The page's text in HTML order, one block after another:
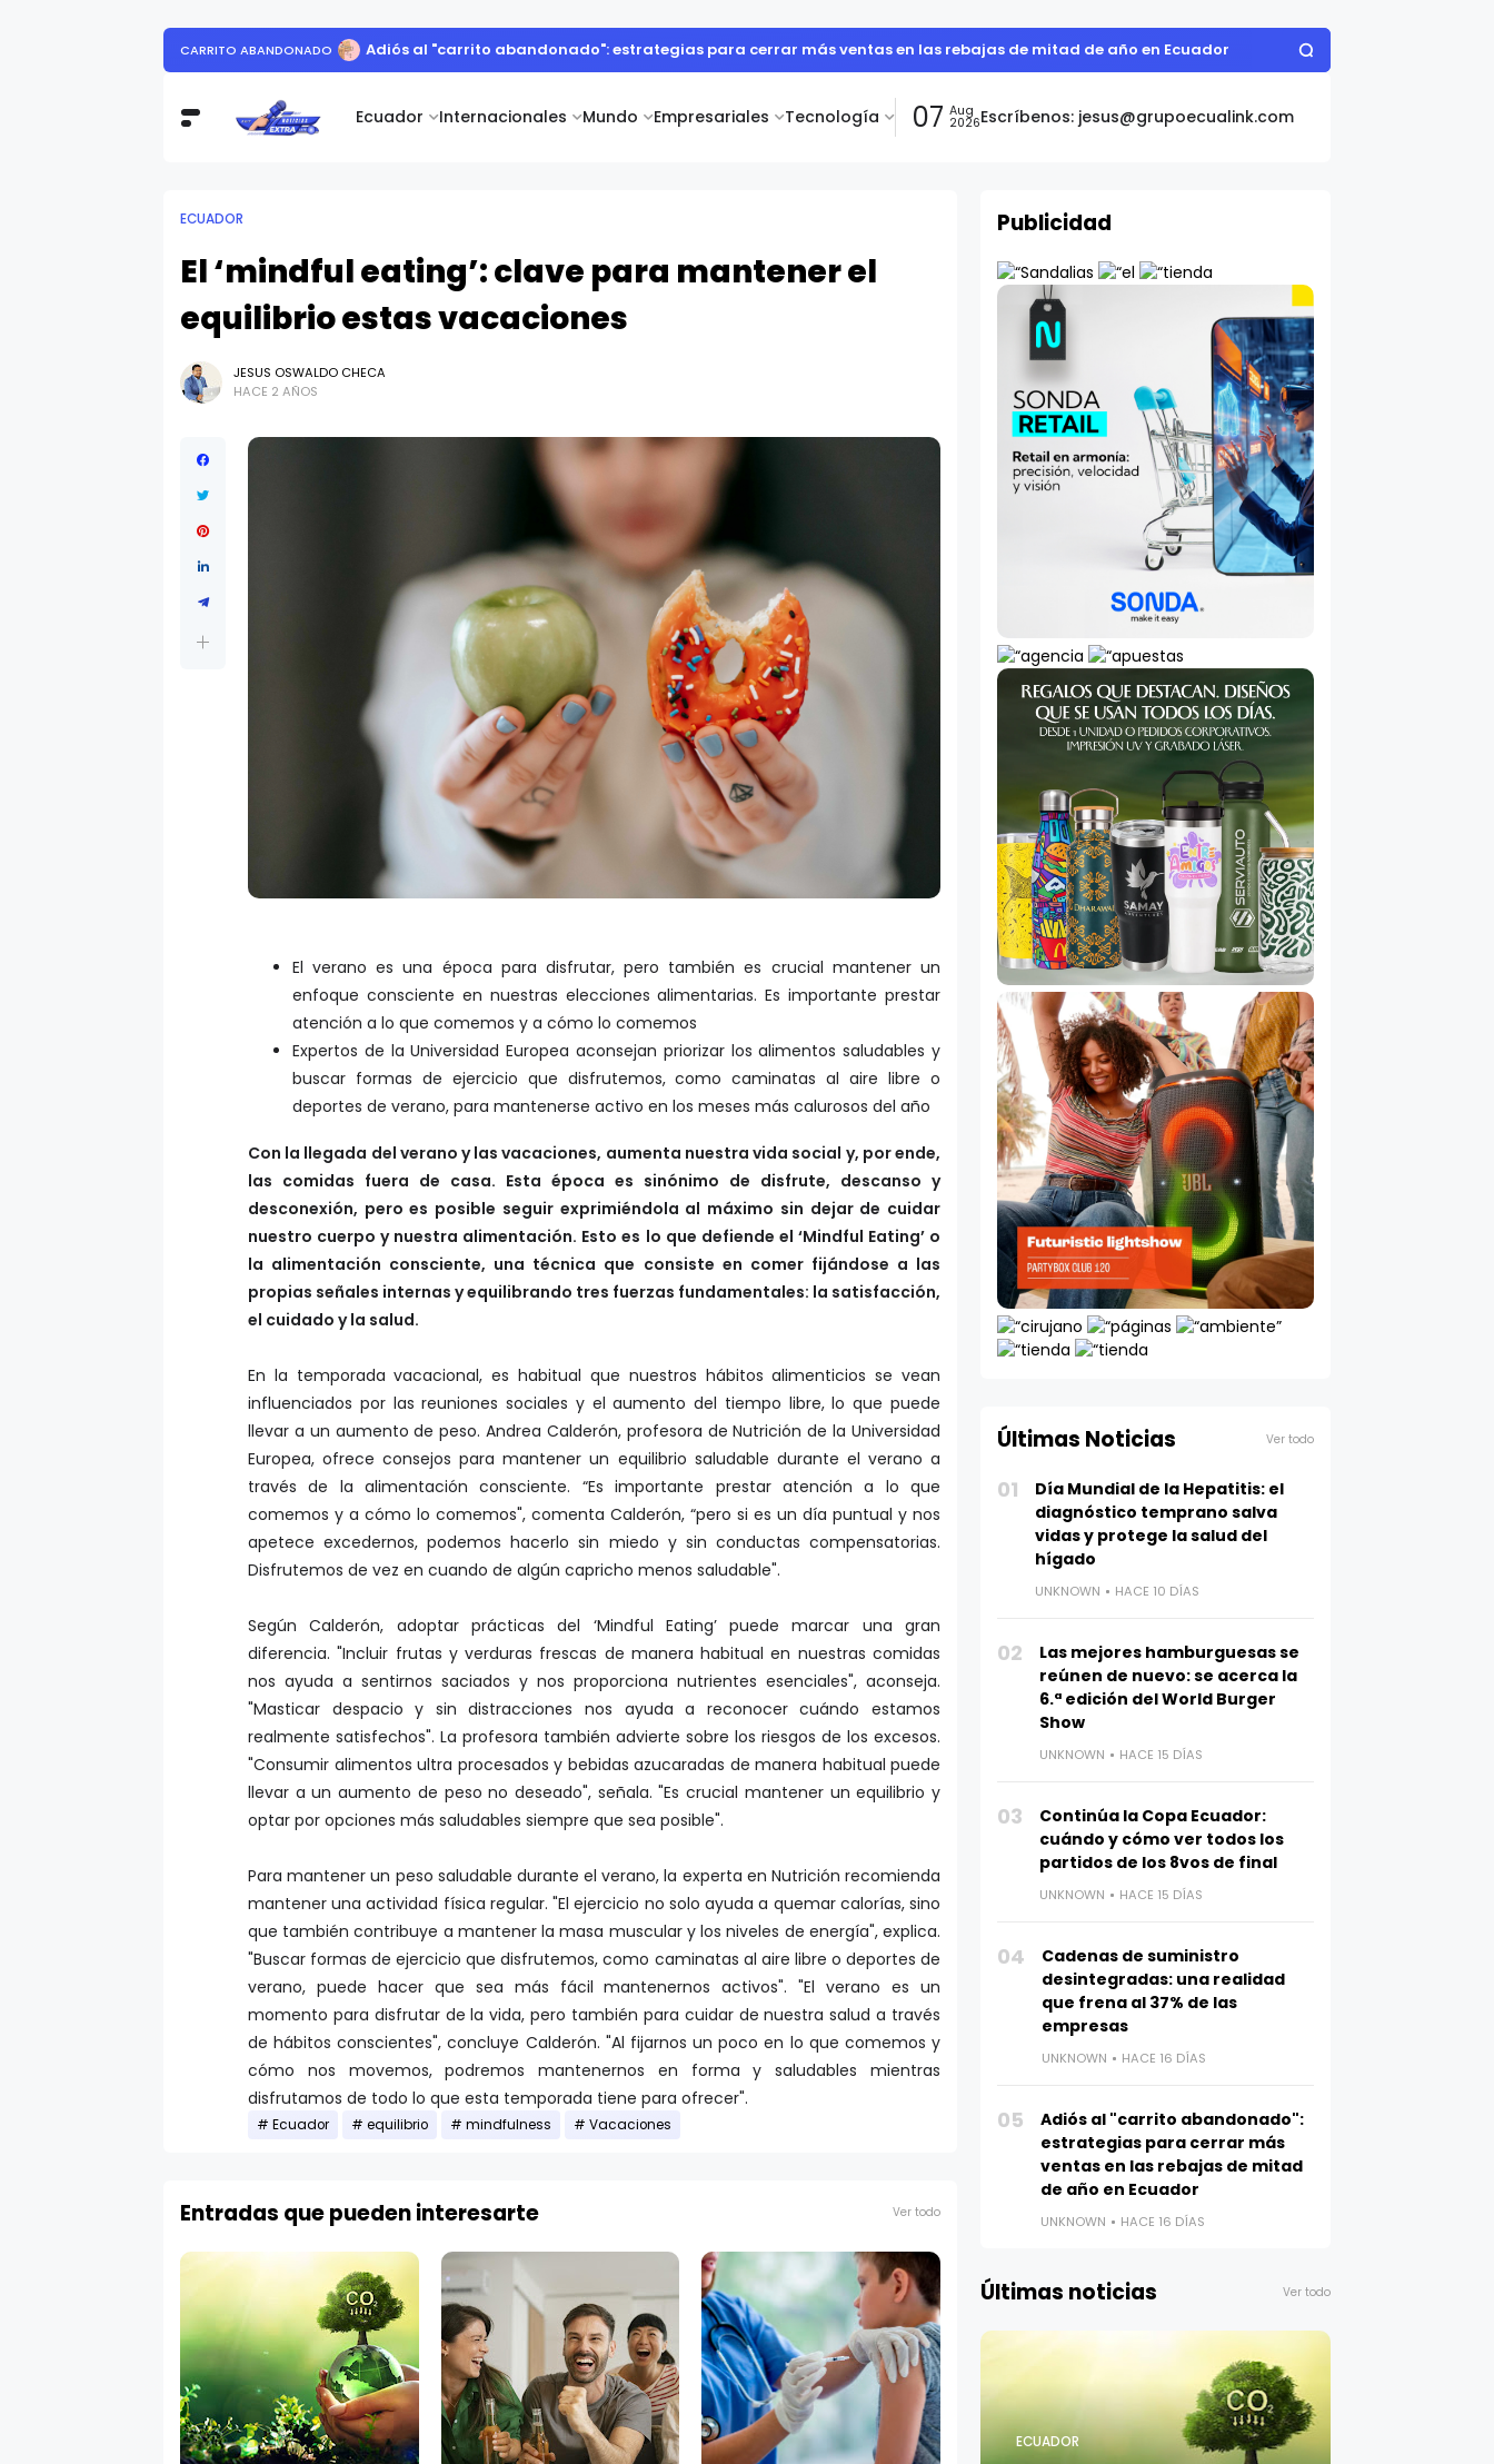
Ecuador Internacionales Mundo Empresariales Tecnología 07 Aug
2026Escríbenos: jesus@grupoecualink.com
ECUADOR Así consumieron los ecuatorianos durante el Mundial 2026
ECUADOR
El ‘mindful eating’: clave para mantener el
equilibrio estas vacaciones
JESUS OSWALDO CHECA
HACE 2 AÑOS
El verano es una época para disfrutar, pero también es crucial mantener un
enfoque consciente en nuestras elecciones alimentarias. Es importante prestar
atención a lo que comemos y a cómo lo comemos
Expertos de la Universidad Europea aconsejan priorizar los alimentos saludables y
buscar formas de ejercicio que disfrutemos, como caminatas al aire libre o
deportes de verano, para mantenerse activo en los meses más calurosos del año
Con la llegada del verano y las vacaciones, aumenta nuestra vida social y, por ende,
las comidas fuera de casa. Esta época es sinónimo de disfrute, descanso y
desconexión, pero es posible seguir exprimiéndola al máximo sin dejar de cuidar
nuestro cuerpo y nuestra alimentación. Esto es lo que defiende el ‘Mindful Eating’ o
la alimentación consciente, una técnica que consiste en comer fijándose a las
propias señales internas y equilibrando tres fuerzas fundamentales: la satisfacción,
el cuidado y la salud.
En la temporada vacacional, es habitual que nuestros hábitos alimenticios se vean
influenciados por las reuniones sociales y el aumento del tiempo libre, lo que puede
llevar a un aumento de peso. Andrea Calderón, profesora de Nutrición de la Universidad
Europea, ofrece consejos para mantener un equilibrio saludable durante el verano a
través de la alimentación consciente. “Es importante prestar atención a lo que
comemos y a cómo lo comemos", comenta Calderón, “pero si es un día puntual y nos
apetece excedernos, podemos hacerlo sin miedo y sin conductas compensatorias.
Disfrutemos de vez en cuando de algún capricho menos saludable".
Según Calderón, adoptar prácticas del ‘Mindful Eating’ puede marcar una gran
diferencia. "Incluir frutas y verduras frescas de manera habitual en nuestras comidas
nos ayuda a sentirnos saciados y nos proporciona nutrientes esenciales", aconseja.
"Masticar despacio y sin distracciones nos ayuda a reconocer cuándo estamos
realmente satisfechos". La profesora también advierte sobre los riesgos de los excesos.
"Consumir alimentos ultra procesados y bebidas azucaradas de manera habitual puede
llevar a un aumento de peso no deseado", señala. "Es crucial mantener un equilibrio y
optar por opciones más saludables siempre que sea posible".
Para mantener un peso saludable durante el verano, la experta en Nutrición recomienda
mantener una actividad física regular. "El ejercicio no solo ayuda a quemar calorías, sino
que también contribuye a mantener la masa muscular y los niveles de energía", explica.
"Buscar formas de ejercicio que disfrutemos, como caminatas al aire libre o deportes de
verano, puede hacer que sea más fácil mantenernos activos". "El verano es un
momento para disfrutar de la vida, pero también para cuidar de nuestra salud a través
de hábitos conscientes", concluye Calderón. "Al fijarnos un poco en lo que comemos y
cómo nos movemos, podremos mantenernos en forma y saludables mientras
disfrutamos de todo lo que esta temporada tiene para ofrecer".
Ecuador equilibrio mindfulness Vacaciones
Entradas que pueden interesarte Ver todo
Publicidad
Últimas Noticias Ver todo
01
Día Mundial de la Hepatitis: el
diagnóstico temprano salva
vidas y protege la salud del
hígado
UNKNOWN HACE 10 DÍAS
02
Las mejores hamburguesas se
reúnen de nuevo: se acerca la
6.ª edición del World Burger
Show
UNKNOWN HACE 15 DÍAS
03
Continúa la Copa Ecuador:
cuándo y cómo ver todos los
partidos de los 8vos de final
UNKNOWN HACE 15 DÍAS
04
Cadenas de suministro
desintegradas: una realidad
que frena al 37% de las
empresas
UNKNOWN HACE 16 DÍAS
05
Adiós al "carrito abandonado":
estrategias para cerrar más
ventas en las rebajas de mitad
de año en Ecuador
UNKNOWN HACE 16 DÍAS
Últimas noticias Ver todo
ECUADOR